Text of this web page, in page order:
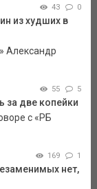
43 0
из худших в
Александр
55 5
за две копейки
с «РБ
169 1
нет,